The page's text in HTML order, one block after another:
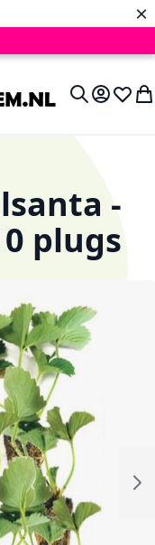
×
Account
-
plugs